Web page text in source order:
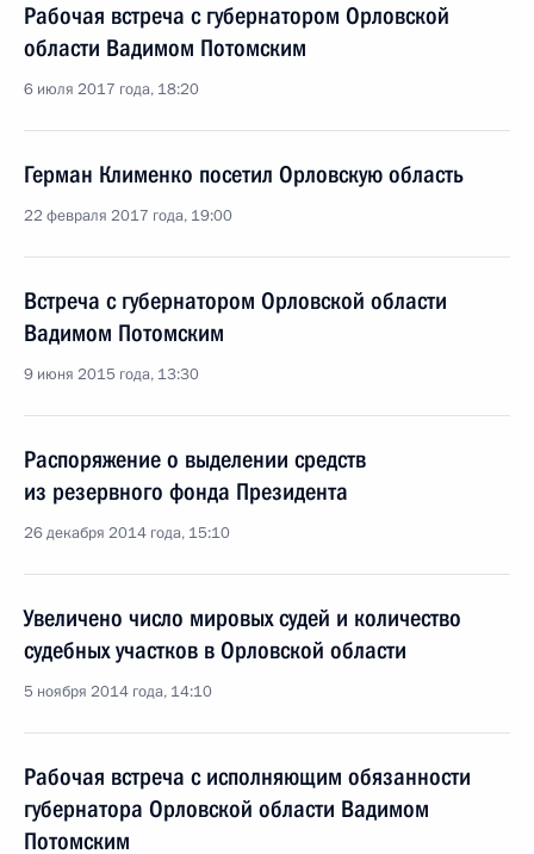
Рабочая встреча с губернатором Орловской
области Вадимом Потомским
6 июля 2017 года, 18:20
Герман Клименко посетил Орловскую область
22 февраля 2017 года, 19:00
Встреча с губернатором Орловской области
Вадимом Потомским
9 июня 2015 года, 13:30
Распоряжение о выделении средств
из резервного фонда Президента
26 декабря 2014 года, 15:10
Увеличено число мировых судей и количество
судебных участков в Орловской области
5 ноября 2014 года, 14:10
Рабочая встреча с исполняющим обязанности
губернатора Орловской области Вадимом
Потомским